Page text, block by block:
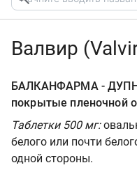
Валвир
БАЛКАНФАРМА -
покрытые пленочной
Таблетки 500 мг:
белого или почти
одной стороны.